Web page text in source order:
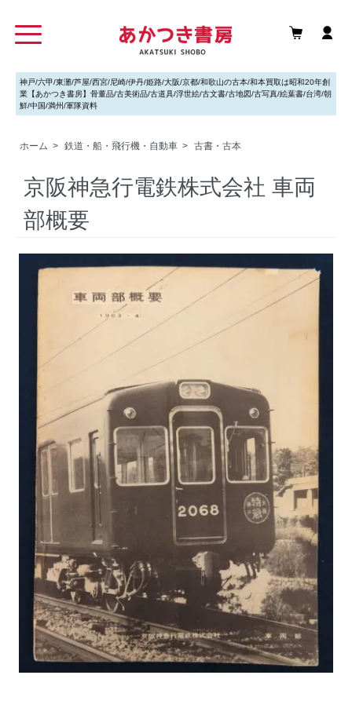
神戸/六甲/東灘/芦屋/西宮/尼崎/伊丹/姫路/大阪/京都/和歌山の古本/和本買取は昭和20年創
業【あかつき書房】骨董品/古美術品/古道具/浮世絵/古文書/古地図/古写真/絵葉書/台湾/朝
鮮/中国/満州/軍隊資料
ホーム > 鉄道・船・飛行機・自動車 > 古書・古本
京阪神急行電鉄株式会社 車両
部概要